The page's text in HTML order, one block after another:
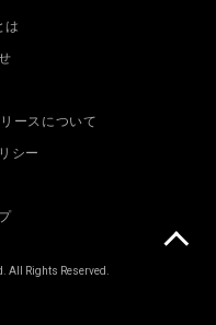
は
ースについて
シー
All Rights Reserved.